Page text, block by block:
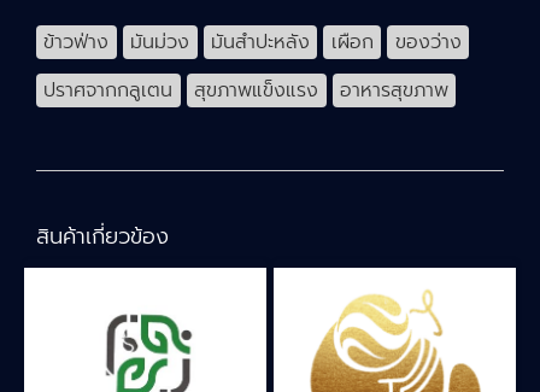
ข้าวฟ่าง มันม่วง มันสำปะหลัง เผือก
ของว่าง
ปราศจากกลูเตน
สุขภาพแข็งแรง อาหารสุขภาพ
สินค้าเกี่ยวข้อง